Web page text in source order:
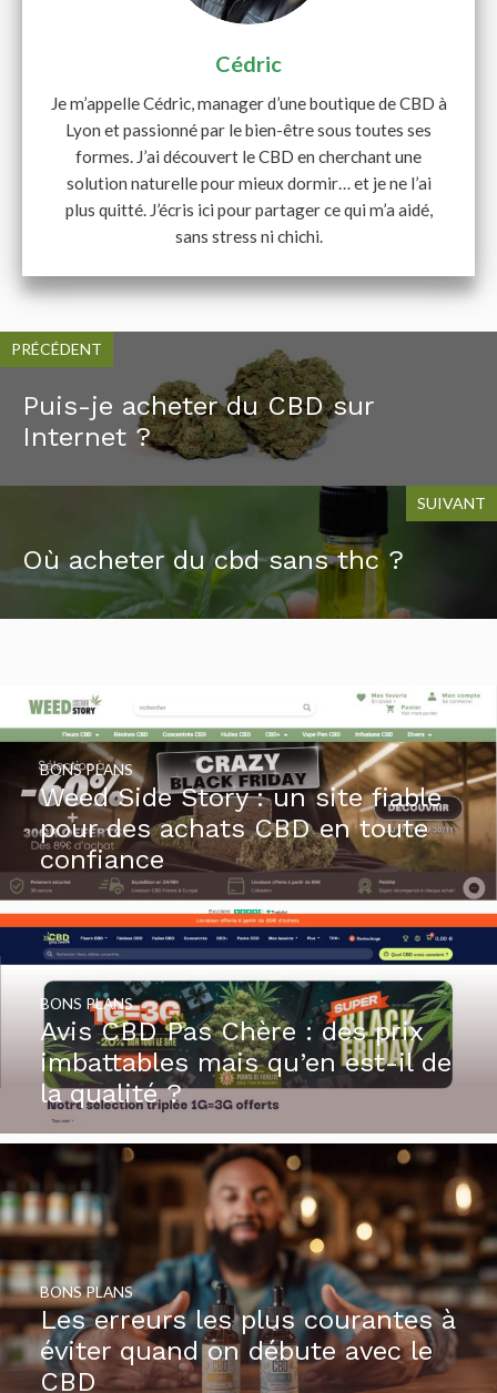
Cédric
Je m’appelle Cédric, manager d’une boutique de CBD à
Lyon et passionné par le bien-être sous toutes ses
formes. J’ai découvert le CBD en cherchant une
solution naturelle pour mieux dormir… et je ne l’ai
plus quitté. J’écris ici pour partager ce qui m’a aidé,
sans stress ni chichi.
PRÉCÉDENT
Puis-je acheter du CBD sur
Internet ?
SUIVANT
Où acheter du cbd sans thc ?
Weed Side Story : un site fiable
pour des achats CBD en toute
confiance
BONS PLANS
Avis CBD Pas Chère : des prix
imbattables mais qu’en est-il de
la qualité ?
BONS PLANS
Les erreurs les plus courantes à
éviter quand on débute avec le
CBD
BONS PLANS